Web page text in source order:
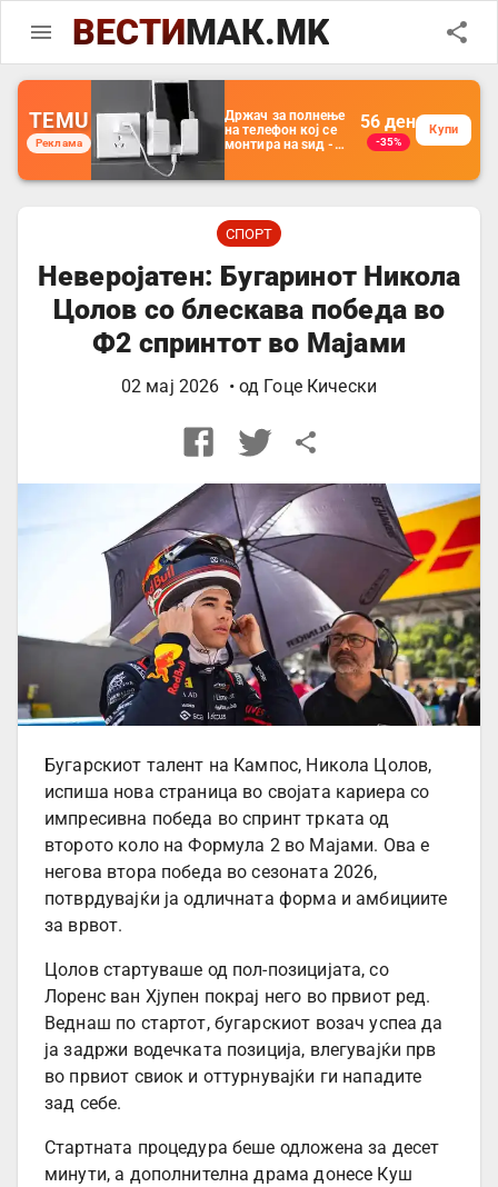
ВЕСТИМАК.MK
TEMU
Реклама
Држач за полнење
на телефон кој се
монтира на ѕид -
организатор за
далечински
управувач
56 ден
-35%
Купи
СПОРТ
Неверојатен: Бугаринот Никола
Цолов со блескава победа во
Ф2 спринтот во Мајами
02 мај 2026 • од Гоце Кически
Бугарскиот талент на Кампос, Никола Цолов,
испиша нова страница во својата кариера со
импресивна победа во спринт трката од
второто коло на Формула 2 во Мајами. Ова е
негова втора победа во сезоната 2026,
потврдувајќи ја одличната форма и амбициите
за врвот.
Цолов стартуваше од пол-позицијата, со
Лоренс ван Хјупен покрај него во првиот ред.
Веднаш по стартот, бугарскиот возач успеа да
ја задржи водечката позиција, влегувајќи прв
во првиот свиок и оттурнувајќи ги нападите
зад себе.
Стартната процедура беше одложена за десет
минути, а дополнителна драма донесе Куш